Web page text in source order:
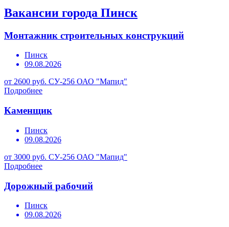
Вакансии города Пинск
Монтажник строительных конструкций
Пинск
09.08.2026
от 2600 руб. СУ-256 ОАО "Мапид"
Подробнее
Каменщик
Пинск
09.08.2026
от 3000 руб. СУ-256 ОАО "Мапид"
Подробнее
Дорожный рабочий
Пинск
09.08.2026